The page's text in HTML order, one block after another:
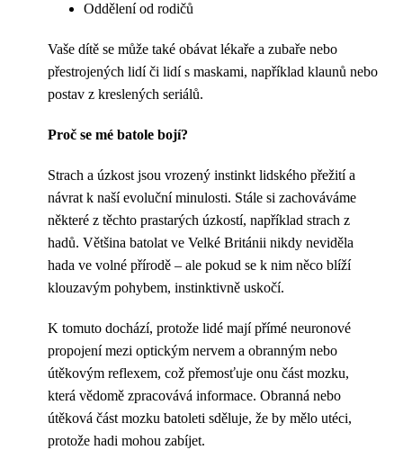
Oddělení od rodičů
Vaše dítě se může také obávat lékaře a zubaře nebo
přestrojených lidí či lidí s maskami, například klaunů nebo
postav z kreslených seriálů.
Proč se mé batole bojí?
Strach a úzkost jsou vrozený instinkt lidského přežití a
návrat k naší evoluční minulosti. Stále si zachováváme
některé z těchto prastarých úzkostí, například strach z
hadů. Většina batolat ve Velké Británii nikdy neviděla
hada ve volné přírodě – ale pokud se k nim něco blíží
klouzavým pohybem, instinktivně uskočí.
K tomuto dochází, protože lidé mají přímé neuronové
propojení mezi optickým nervem a obranným nebo
útěkovým reflexem, což přemosťuje onu část mozku,
která vědomě zpracovává informace. Obranná nebo
útěková část mozku batoleti sděluje, že by mělo utéci,
protože hadi mohou zabíjet.